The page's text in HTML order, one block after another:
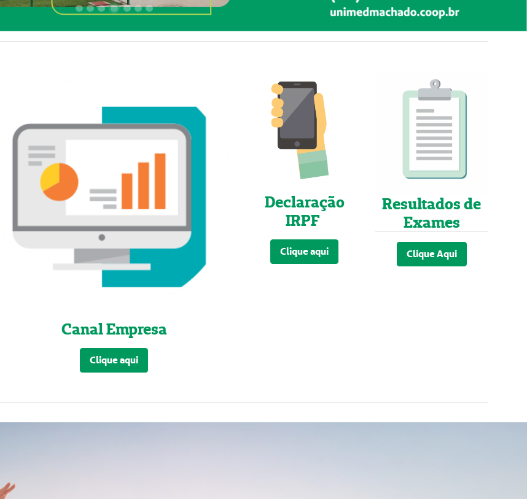
Focar slide
Focar slide
Focar slide
Focar slide
Focar slide
Focar slide
Focar slide
Canal Empresa
Clique aqui
Declaração
IRPF
Clique aqui
Resultados de
Exames
Clique Aqui